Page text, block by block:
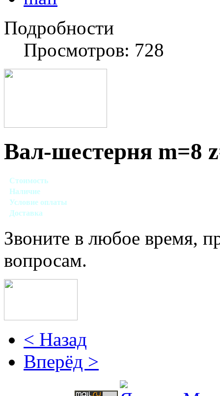
Подробности
Просмотров: 728
Вал-шестерня m=8
Стоимость
Наличие
Условие оплаты
Доставка
Звоните в любое время,
вопросам.
< Назад
Вперёд >